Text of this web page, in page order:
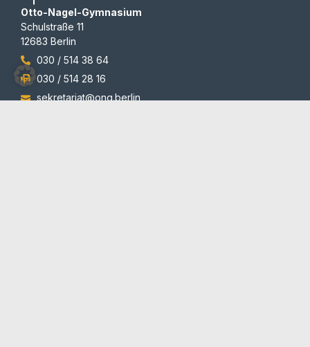
Otto-Nagel-Gymnasium
Schulstraße 11
12683 Berlin
030 / 514 38 64
030 / 514 28 16
sekretariat@ong.berlin